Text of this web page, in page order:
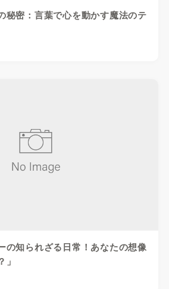
秘密：言葉で心を動かす魔法のテ
の知られざる日常！あなたの想像